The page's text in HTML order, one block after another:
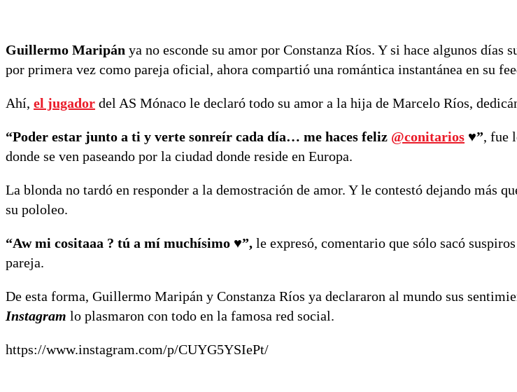
Guillermo Maripán ya no esconde su amor por Constanza Ríos. Y si hace algunos días
por primera vez como pareja oficial, ahora compartió una romántica instantánea en su
Ahí, el jugador del AS Mónaco le declaró todo su amor a la hija de Marcelo Ríos,
“Poder estar junto a ti y verte sonreír cada día… me haces feliz @conitarios ♥️”, fue
donde se ven paseando por la ciudad donde reside en Europa.
La blonda no tardó en responder a la demostración de amor. Y le contestó dejando más
su pololeo.
“Aw mi cositaaa ? tú a mí muchísimo ♥️”, le expresó, comentario que sólo sacó
pareja.
De esta forma, Guillermo Maripán y Constanza Ríos ya declararon al mundo sus
Instagram lo plasmaron con todo en la famosa red social.
https://www.instagram.com/p/CUYG5YSIePt/